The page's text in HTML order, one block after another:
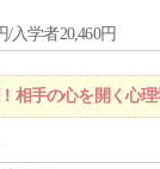
/入学者20,460円
相手の心を開く心理